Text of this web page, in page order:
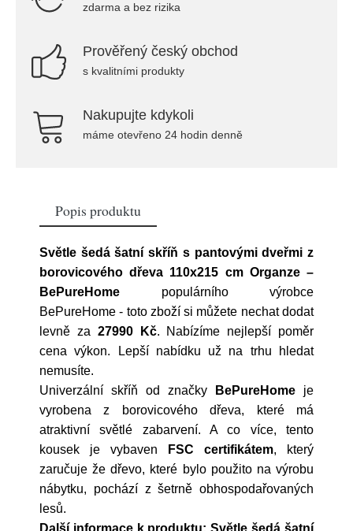
zdarma a bez rizika
Prověřený český obchod
s kvalitními produkty
Nakupujte kdykoli
máme otevřeno 24 hodin denně
Popis produktu
Světle šedá šatní skříň s pantovými dveřmi z
borovicového dřeva 110x215 cm Organze –
BePureHome populárního výrobce
BePureHome - toto zboží si můžete nechat dodat
levně za 27990 Kč. Nabízíme nejlepší poměr
cena výkon. Lepší nabídku už na trhu hledat
nemusíte.
Univerzální skříň od značky
BePureHome je
vyrobena z borovicového dřeva, které má
atraktivní světlé zabarvení. A co více, tento
kousek je vybaven
FSC certifikátem, který
zaručuje že dřevo, které bylo použito na výrobu
nábytku, pochází z šetrně obhospodařovaných
lesů.
Další informace k produktu: Světle šedá šatní